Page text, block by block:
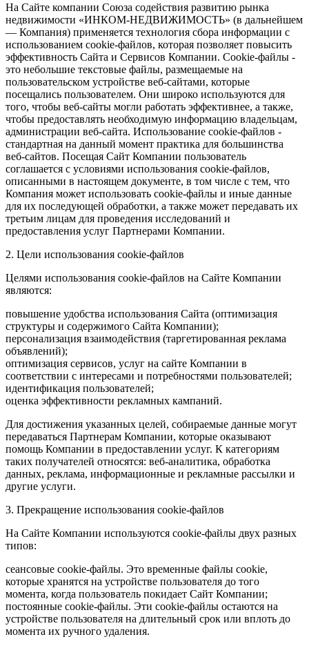
На Сайте компании Союза содействия развитию рынка
недвижимости «ИНКОМ-НЕДВИЖИМОСТЬ» (в дальнейшем
— Компания) применяется технология сбора информации с
использованием cookie-файлов, которая позволяет повысить
эффективность Сайта и Сервисов Компании. Сookie-файлы -
это небольшие текстовые файлы, размещаемые на
пользовательском устройстве веб-сайтами, которые
посещались пользователем. Они широко используются для
того, чтобы веб-сайты могли работать эффективнее, а также,
чтобы предоставлять необходимую информацию владельцам,
администрации веб-сайта. Использование cookie-файлов -
стандартная на данный момент практика для большинства
веб-сайтов. Посещая Сайт Компании пользователь
соглашается с условиями использования cookie-файлов,
описанными в настоящем документе, в том числе с тем, что
Компания может использовать cookie-файлы и иные данные
для их последующей обработки, а также может передавать их
третьим лицам для проведения исследований и
предоставления услуг Партнерами Компании.
2. Цели использования cookie-файлов
Целями использования cookie-файлов на Сайте Компании
являются:
повышение удобства использования Сайта (оптимизация
структуры и содержимого Сайта Компании);
персонализация взаимодействия (таргетированная реклама
объявлений);
оптимизация сервисов, услуг на сайте Компании в
соответствии с интересами и потребностями пользователей;
идентификация пользователей;
оценка эффективности рекламных кампаний.
Для достижения указанных целей, собираемые данные могут
передаваться Партнерам Компании, которые оказывают
помощь Компании в предоставлении услуг. К категориям
таких получателей относятся: веб-аналитика, обработка
данных, реклама, информационные и рекламные рассылки и
другие услуги.
3. Прекращение использования cookie-файлов
На Сайте Компании используются cookie-файлы двух разных
типов:
сеансовые cookie-файлы. Это временные файлы cookie,
которые хранятся на устройстве пользователя до того
момента, когда пользователь покидает Сайт Компании;
постоянные cookie-файлы. Эти cookie-файлы остаются на
устройстве пользователя на длительный срок или вплоть до
момента их ручного удаления.